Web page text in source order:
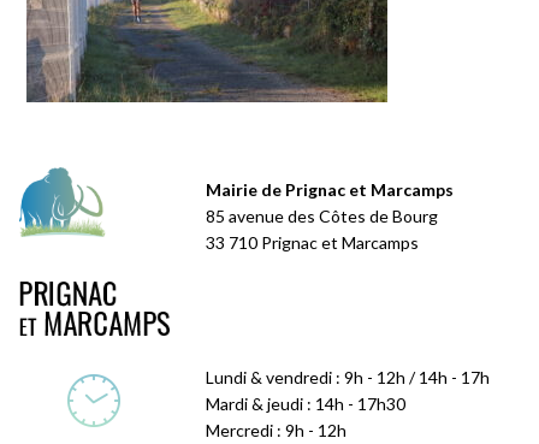
Mairie de Prignac et Marcamps
85 avenue des Côtes de Bourg
33 710 Prignac et Marcamps
Lundi & vendredi : 9h - 12h / 14h - 17h
Mardi & jeudi : 14h - 17h30
Mercredi : 9h - 12h